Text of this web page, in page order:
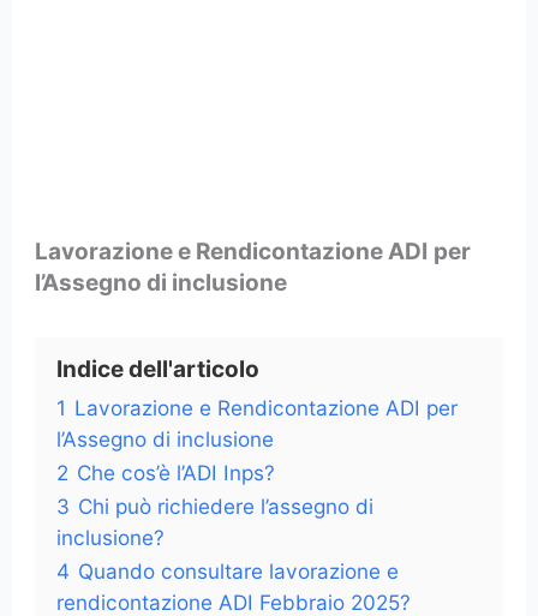
Lavorazione e Rendicontazione ADI per
l’Assegno di inclusione
Indice dell'articolo
1 Lavorazione e Rendicontazione ADI per
l’Assegno di inclusione
2 Che cos’è l’ADI Inps?
3 Chi può richiedere l’assegno di
inclusione?
4 Quando consultare lavorazione e
rendicontazione ADI Febbraio 2025?